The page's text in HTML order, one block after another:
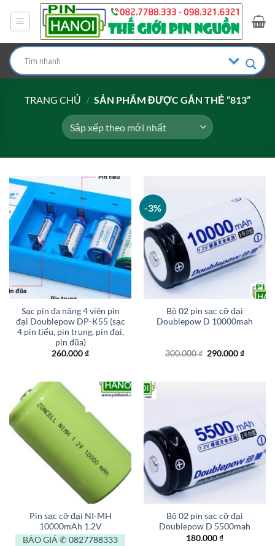
dung
TRANG CHỦ / SẢN PHẨM ĐƯỢC GẮN THẺ “813”
Sạc pin đa năng 4 viên pin
đại Doublepow DP-K55 (sạc
4 pin tiểu, pin trung, pin đại,
pin đũa)
260.000₫
-3%
Bộ 02 pin sạc cỡ đại
Doublepow D 10000mah
300.000₫ Giá
290.000₫Giá
Pin sạc cỡ đại NI-MH
10000mAh 1.2V
BÁO GIÁ ✆ 0827788333
Bộ 02 pin sạc cỡ đại
Doublepow D 5500mah
180.000₫